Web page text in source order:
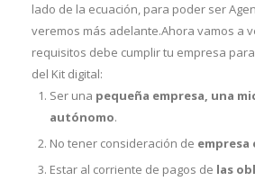
lado de la ecuación, para poder ser
veremos más adelante.Ahora vamos a
requisitos debe cumplir tu empresa
del Kit digital:
Ser una pequeña empresa, una
autónomo.
No tener consideración de empresa
Estar al corriente de pagos de las